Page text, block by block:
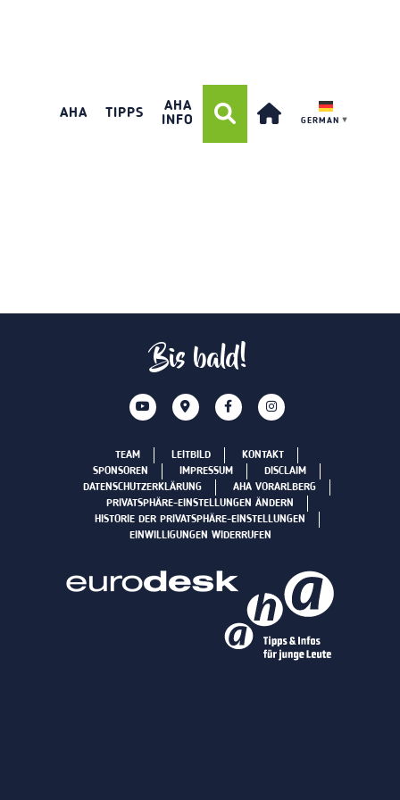
AHA TIPPS
AHA
INFO
GERMAN ▼
Bis bald!
TEAM LEITBILD
KONTAKT
SPONSOREN
IMPRESSUM
DISCLAIM
DATENSCHUTZERKLÄRUNG
AHA VORARLBERG
PRIVATSPHÄRE-EINSTELLUNGEN ÄNDERN
HISTORIE DER PRIVATSPHÄRE-EINSTELLUNGEN
EINWILLIGUNGEN WIDERRUFEN